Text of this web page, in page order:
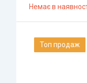
Немає в
Топ продаж